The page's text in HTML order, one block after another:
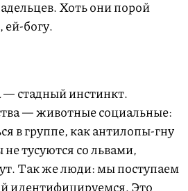
Хоть они порой
богу.
стадный инстинкт.
— животные социальные:
в группе, как антилопы-гну
тусуются со львами,
Так же люди: мы поступаем
идентифицируемся. Это